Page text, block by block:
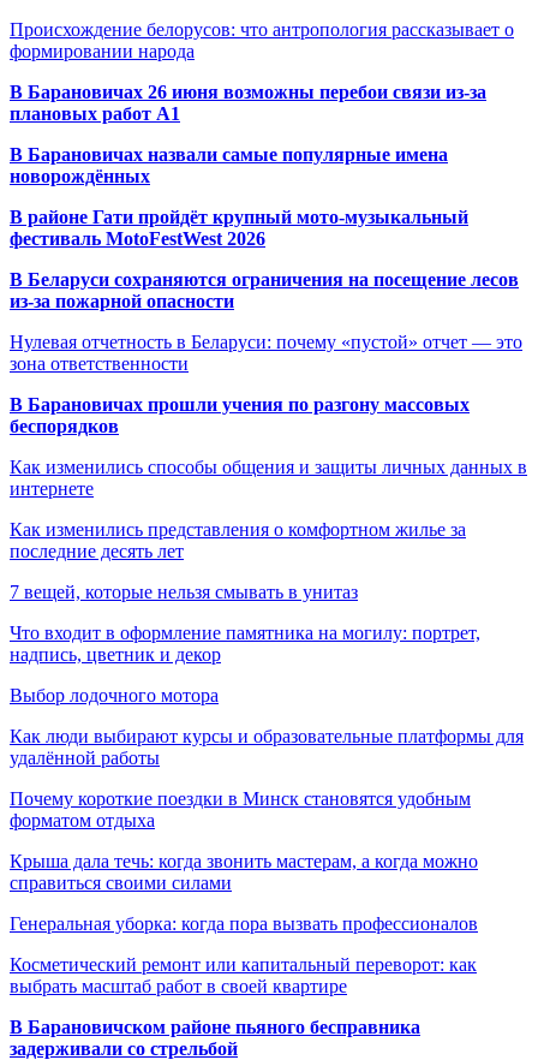
Происхождение белорусов: что антропология рассказывает о
формировании народа
В Барановичах 26 июня возможны перебои связи из-за
плановых работ A1
В Барановичах назвали самые популярные имена
новорождённых
В районе Гати пройдёт крупный мото-музыкальный
фестиваль MotoFestWest 2026
В Беларуси сохраняются ограничения на посещение лесов
из-за пожарной опасности
Нулевая отчетность в Беларуси: почему «пустой» отчет — это
зона ответственности
В Барановичах прошли учения по разгону массовых
беспорядков
Как изменились способы общения и защиты личных данных в
интернете
Как изменились представления о комфортном жилье за
последние десять лет
7 вещей, которые нельзя смывать в унитаз
Что входит в оформление памятника на могилу: портрет,
надпись, цветник и декор
Выбор лодочного мотора
Как люди выбирают курсы и образовательные платформы для
удалённой работы
Почему короткие поездки в Минск становятся удобным
форматом отдыха
Крыша дала течь: когда звонить мастерам, а когда можно
справиться своими силами
Генеральная уборка: когда пора вызвать профессионалов
Косметический ремонт или капитальный переворот: как
выбрать масштаб работ в своей квартире
В Барановичском районе пьяного бесправника
задерживали со стрельбой